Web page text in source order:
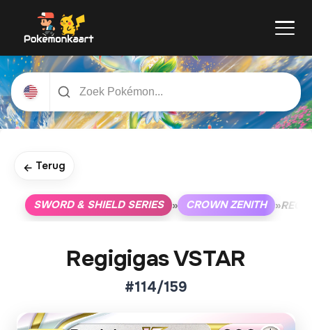
← Terug
SWORD & SHIELD SERIES » CROWN ZENITH »
Regigigas VSTAR
#114/159